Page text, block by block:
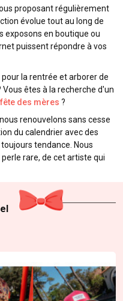
proposant régulièrement
évolue tout au long de
exposons en boutique ou
puissent répondre à vos
la rentrée et arborer de
êtes à la recherche d'un
fête des mères ?
renouvelons sans cesse
du calendrier avec des
tendance. Nous
rare, de cet artiste qui